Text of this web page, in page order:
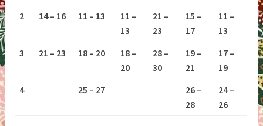
2
14 – 16 11 – 13
11 –
13
21 –
23
15 –
17
11 –
13
3
21 – 23 18 – 20
18 –
20
28 –
30
19 –
21
17 –
19
4
25 – 27
26 –
28
24 –
26